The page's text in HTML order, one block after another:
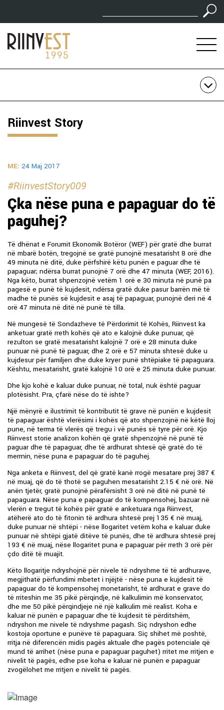
Riinvest Story
ME: 24 Maj 2017
#RiinvestStory009
Çka nëse puna e papaguar do të
paguhej?
Të dhënat e Forumit Ekonomik Botëror (WEF) për gratë dhe burrat
në mbarë botën, tregojnë se gratë punojnë mesatarisht 8 orë dhe
49 minuta në ditë, duke përfshirë këtu punën e paguar dhe të
papaguar; ndërsa burrat punojnë 7 orë dhe 47 minuta (WEF, 2016).
Nga këto, burrat shpenzojnë vetëm 1 orë e 30 minuta në punë pa
pagesë e punë të kujdesit, ndërsa gratë duke pasur barrën më të
madhe të punës së kujdesit e asaj të papaguar, punojnë deri në 4
orë 47 minuta në ditë në punë të tilla.
Në mungesë të Sondazheve të Përdorimit të Kohës, Riinvest ka
anketuar gratë rreth kohës që ato e kalojnë duke punuar, që
rezulton se gratë mesatarisht kalojnë 7 orë e 28 minuta duke
punuar në punë të paguar, dhe 2 orë e 57 minuta shtesë duke u
kujdesur për familjen dhe duke kryer punë shtëpiake të papaguara.
Kështu, mesatarisht, gratë kalojnë 10 orë e 25 minuta duke punuar.
Dhe kjo kohë e kaluar duke punuar, në total, nuk është paguar
plotësisht. Pra, çfarë nëse do të ishte?
Një mënyrë e ilustrimit të kontributit të grave në punën e kujdesit
të papaguar është vlerësimi i kohës që ato shpenzojnë në këtë lloj
pune, në terma të vlerës që tregu i vë punës së tyre për orë. Kjo
Riinvest storie analizon kohën që gratë shpenzojnë në punë të
paguar dhe të papaguar, dhe të ardhurat shtesë që gratë do të
merrnin, nëse puna e papaguar do të paguhej.
Nga anketa e Riinvest, del që gratë kanë rrogë mesatare prej 387 €
në muaj, që do të thotë se paguhen mesatarisht 2.15 € në orë. Në
anën tjetër, gratë punojnë përafërsisht 3 orë në ditë në punë të
papaguara. Nëse puna e papaguar do të kompensohej, bazuar në
vlerën e tregut të kohës për gratë e anketuara nga Riinvest,
atëherë ato do të fitonin të ardhura shtesë prej 135 € në muaj,
duke punuar në shtëpi - nëse llogaritet vetëm koha e kaluar duke
punuar në shtëpi gjatë ditëve të punës, dhe të ardhura shtesë prej
193 € në muaj, nëse llogaritet puna e papaguar për rreth 3 orë për
çdo ditë të muajit.
Këto llogaritje ndryshojnë për nivele të ndryshme të të ardhurave,
megjithatë përfundimi mbetet i njëjtë - nëse puna e kujdesit të
papaguar do të kompensohej monetarisht, të ardhurat e grave do
të rriteshin me 35 pikë përqindje, në kalkulimin më konservator,
dhe me 50 pikë përqindjeje në një kalkulim më realist. Koha e
kaluar në punën e papaguar dhe të kujdesit të përditshëm,
ndryshon me nivele të ndryshme pagash. Siç ndryshon edhe
kostoja oportune e punëve të papaguara. Siç shihet më poshtë,
rritja në diferencën midis pagës aktuale dhe pagës potenciale që
mund të arrihet (nëse puna e papaguar paguhet) rritet me rritjen e
nivelit të pagës, edhe pse koha e kaluar në punën e papaguar
zvogëlohet me rritjen e nivelit të pagës.